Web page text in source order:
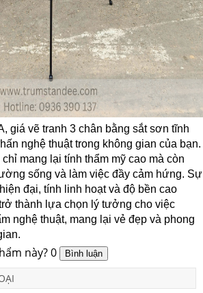
giá vẽ tranh 3 chân bằng sắt sơn tĩnh
nghệ thuật trong không gian của bạn.
mang lại tính thẩm mỹ cao mà còn
sống và làm việc đầy cảm hứng. Sự
đại, tính linh hoạt và độ bền cao
thành lựa chọn lý tưởng cho việc
nghệ thuật, mang lại vẻ đẹp và phong
này?0